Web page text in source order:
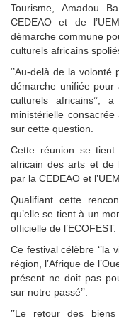
Tourisme, Amadou
CEDEAO et de
démarche commune
culturels africains
‘’Au-delà de la
démarche unifiée
culturels
ministérielle consacrée
sur cette question.
Cette réunion se tient
africain des arts et de
par la CEDEAO et
Qualifiant cette
qu’elle se tient à un
officielle de l’ECOFEST.
Ce festival célèbre ‘’la
région, l’Afrique de
présent ne doit pas
sur notre passé’’.
‎’’Le retour des